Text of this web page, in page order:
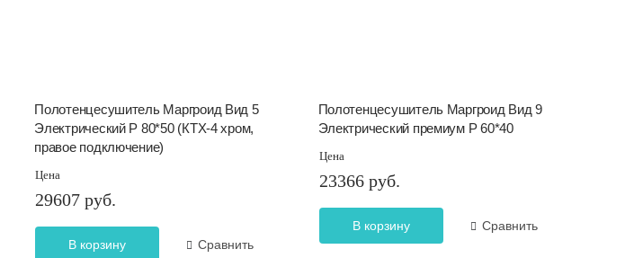
Полотенцесушитель Маргроид Вид 5
Электрический Р 80*50 (КТХ-4 хром,
правое подключение)
Цена
29607 руб.
В корзину Сравнить
Полотенцесушитель Маргроид Вид 9
Электрический премиум Р 60*40
Цена
23366 руб.
В корзину Сравнить